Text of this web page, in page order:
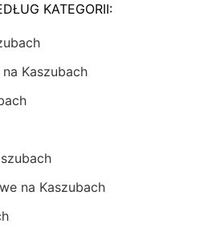
KATEGORII:
Kaszubach
na Kaszubach